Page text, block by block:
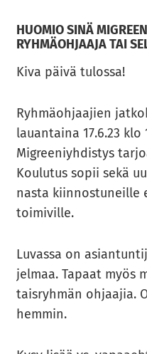
HUO­MIO SINÄ
RYH­MÄ­OH­JAA­JA TAI
Kiva päivä tu­los­sa!
Ryh­mä­oh­jaa­jien
lau­an­tai­na 17.6.23 klo
Migree­niyh­dis­tys
Kou­lu­tus sopii sekä
nas­ta kiin­nos­tu­neil­le
toi­mi­vil­le.
Lu­vas­sa on
jel­maa. Ta­paat myös
tais­ryh­män oh­jaa­jia.
hem­min.